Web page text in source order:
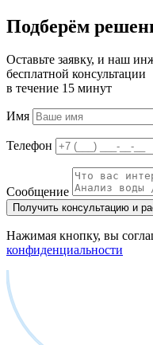
Подберём
Оставьте заявку, и наш
бесплатной консультации
в течение 15 минут
Имя
Телефон
Сообщение
Получить консультацию и
Нажимая кнопку, вы
конфиденциальности